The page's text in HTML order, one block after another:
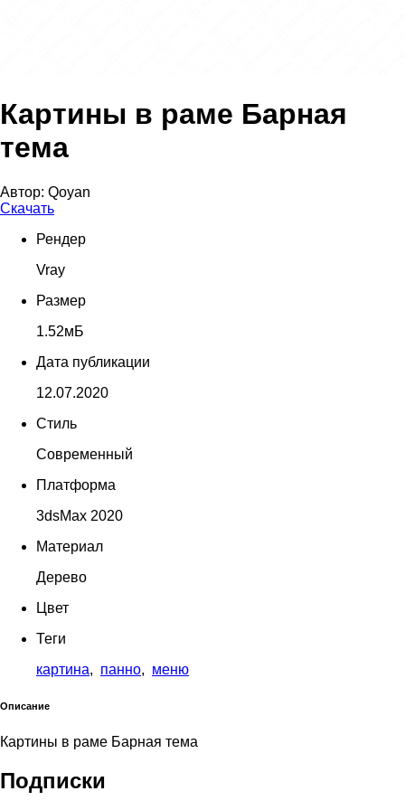
Картины в раме Барная
тема
Автор: Qoyan
Скачать
Рендер
Vray
Размер
1.52мБ
Дата публикации
12.07.2020
Стиль
Современный
Платформа
3dsMax 2020
Материал
Дерево
Цвет
Теги
картина, панно, меню
Описание
Картины в раме Барная тема
Подписки